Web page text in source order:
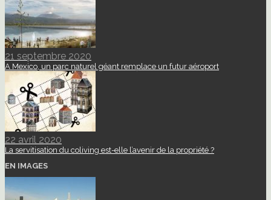
21 septembre 2020
A Mexico, un parc naturel géant remplace un futur aéroport
22 avril 2020
La servitisation du coliving est-elle l’avenir de la propriété ?
EN IMAGES